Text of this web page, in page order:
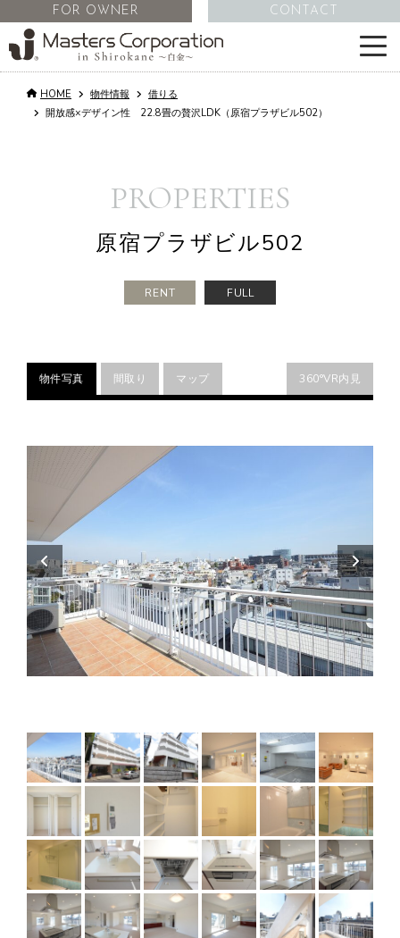
サービス
不動産管理
採用情報
FOR OWNER CONTACT
HOME 物件情報
借りる
開放感×デザイン性 22.8畳の贅沢LDK（原宿プラザビル502）
PROPERTIES
原宿プラザビル502
RENT FULL
物件写真 間取り マップ 360°VR内見